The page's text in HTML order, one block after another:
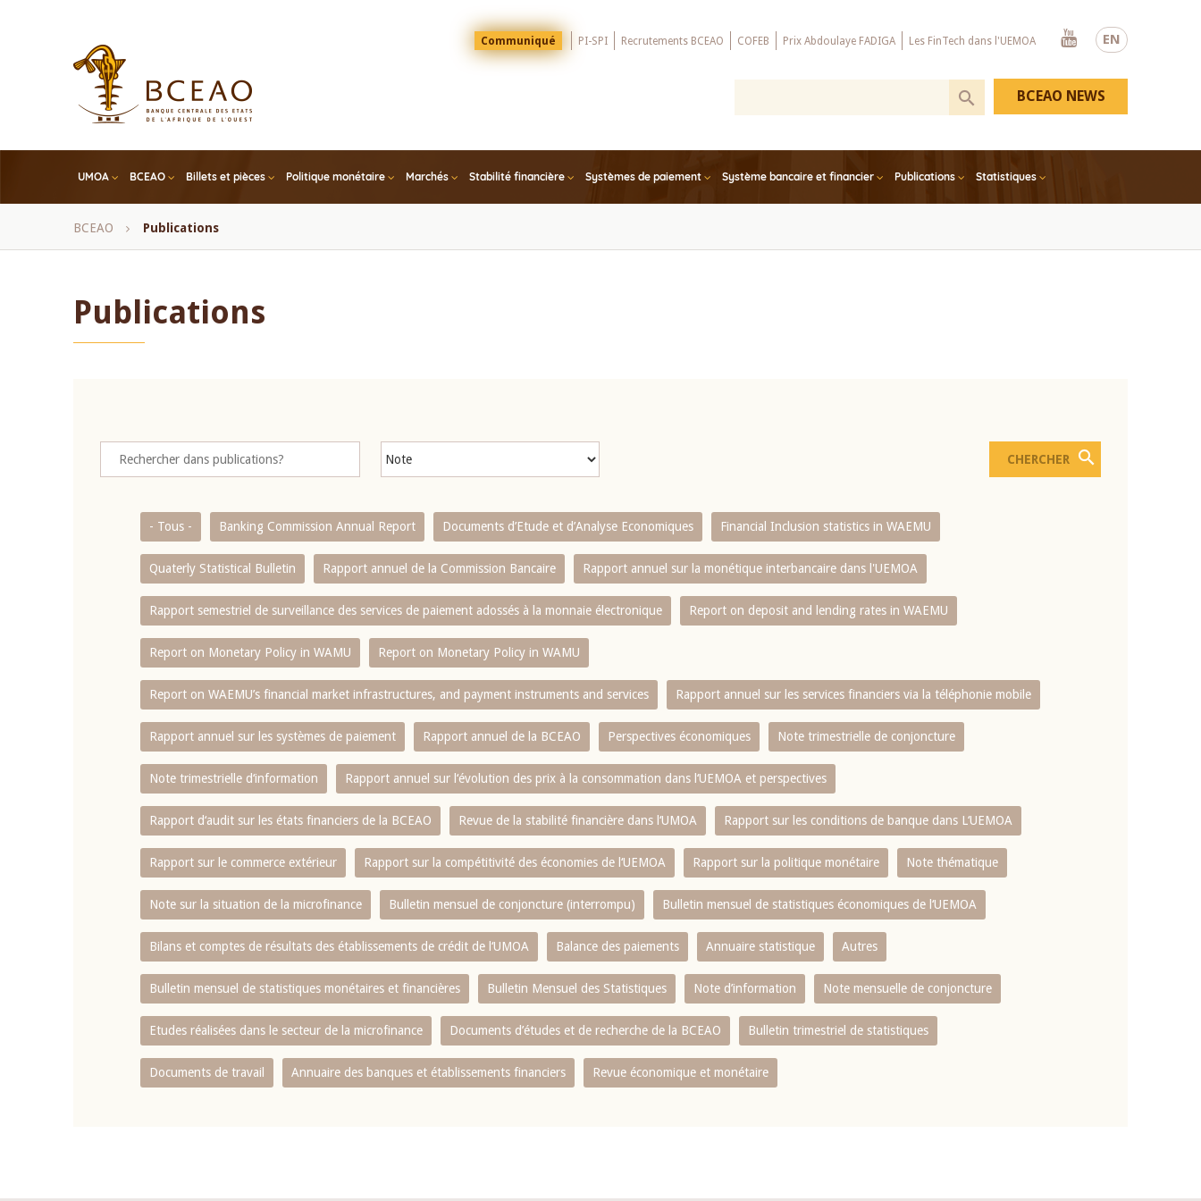
EN
Menu
Top
Communiqué PI-SPI Recrutements BCEAO COFEB Prix Abdoulaye FADIGA Les FinTech dans l'UEMOA
Youtube
UMOA BCEAO Billets et pièces Politique monétaire Marchés Stabilité financière Systèmes de paiement Système bancaire et financier Publications Statistiques
BCEAO NEWS
Fil
BCEAO Publications
Publications
- Tous - Banking Commission Annual Report Documents d’Etude et d’Analyse Economiques Financial Inclusion statistics in WAEMU
Quaterly Statistical Bulletin Rapport annuel de la Commission Bancaire Rapport annuel sur la monétique interbancaire dans l'UEMOA
Rapport semestriel de surveillance des services de paiement adossés à la monnaie électronique Report on deposit and lending rates in WAEMU
Report on Monetary Policy in WAMU Report on Monetary Policy in WAMU
Report on WAEMU’s financial market infrastructures, and payment instruments and services Rapport annuel sur les services financiers via la téléphonie mobile
Rapport annuel sur les systèmes de paiement Rapport annuel de la BCEAO Perspectives économiques Note trimestrielle de conjoncture
Note trimestrielle d‘information Rapport annuel sur l‘évolution des prix à la consommation dans l‘UEMOA et perspectives
Rapport d‘audit sur les états financiers de la BCEAO Revue de la stabilité financière dans l‘UMOA Rapport sur les conditions de banque dans L‘UEMOA
Rapport sur le commerce extérieur Rapport sur la compétitivité des économies de l‘UEMOA Rapport sur la politique monétaire Note thématique
Note sur la situation de la microfinance Bulletin mensuel de conjoncture (interrompu) Bulletin mensuel de statistiques économiques de l‘UEMOA
Bilans et comptes de résultats des établissements de crédit de l‘UMOA Balance des paiements Annuaire statistique Autres
Bulletin mensuel de statistiques monétaires et financières Bulletin Mensuel des Statistiques Note d’information Note mensuelle de conjoncture
Etudes réalisées dans le secteur de la microfinance Documents d’études et de recherche de la BCEAO Bulletin trimestriel de statistiques
Documents de travail Annuaire des banques et établissements financiers Revue économique et monétaire